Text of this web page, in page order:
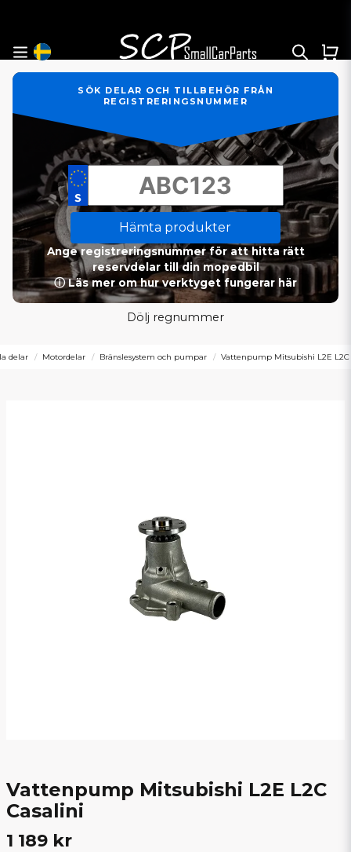
SÖK DELAR OCH TILLBEHÖR FRÅN
REGISTRERINGSNUMMER
Hämta produkter
Ange registreringsnummer för att hitta rätt
reservdelar till din mopedbil
ⓘ Läs mer om hur verktyget fungerar här
Dölj regnummer
delar Motordelar Bränslesystem och pumpar Vattenpump Mitsubishi L2E L2C
Vattenpump Mitsubishi L2E L2C
Casalini
1 189 kr